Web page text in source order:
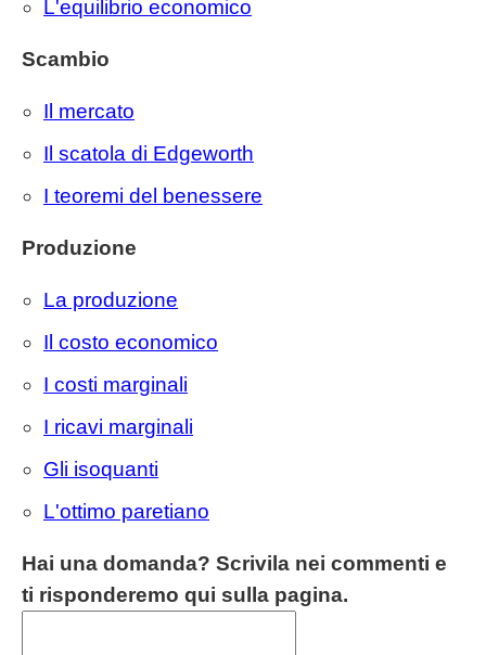
L'equilibrio economico
Scambio
Il mercato
Il scatola di Edgeworth
I teoremi del benessere
Produzione
La produzione
Il costo economico
I costi marginali
I ricavi marginali
Gli isoquanti
L'ottimo paretiano
Hai una domanda? Scrivila nei commenti e
ti risponderemo qui sulla pagina.